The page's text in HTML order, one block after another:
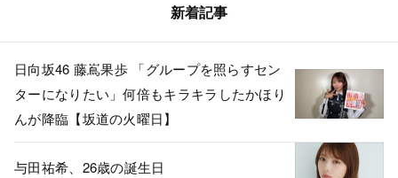
新着記事
日向坂46 藤嶌果歩 「グループを照らすセン
ターになりたい」何倍もキラキラしたかほり
んが降臨【坂道の火曜日】
与田祐希、26歳の誕生日